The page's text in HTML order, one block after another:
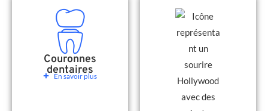
Couronnes
dentaires
En savoir plus